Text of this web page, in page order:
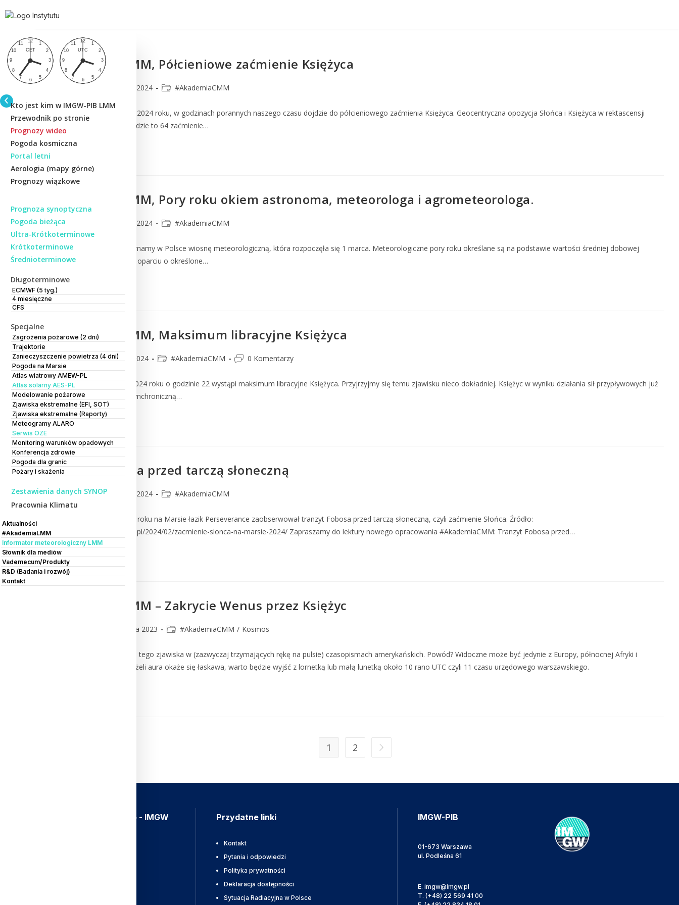
Kto jest kim w IMGW-PIB LMM
Przewodnik po stronie
Prognozy wideo
Pogoda kosmiczna
Portal letni
Aerologia (mapy górne)
Prognozy wiązkowe
Prognoza synoptyczna
Pogoda bieżąca
Ultra-Krótkoterminowe
Krótkoterminowe
Średnioterminowe
Długoterminowe
ECMWF (5 tyg.)
4 miesięczne
CFS
Specjalne
Zagrożenia pożarowe (2 dni)
Trajektorie
Zanieczyszczenie powietrza (4 dni)
Pogoda na Marsie
Atlas wiatrowy AMEW-PL
Atlas solarny AES-PL
Modelowanie pożarowe
Zjawiska ekstremalne (EFI, SOT)
Zjawiska ekstremalne (Raporty)
Meteogramy ALARO
Serwis OZE
Monitoring warunków opadowych
Konferencja zdrowie
Pogoda dla granic
Pożary i skażenia
Zestawienia danych SYNOP
Pracownia Klimatu
Aktualności
#AkademiaLMM
Informator meteorologiczny LMM
Słownik dla mediów
Vademecum/Produkty
R&D (Badania i rozwój)
Kontakt
#AkademiaCMM, Półcieniowe zaćmienie Księżyca
22 marca 2024 #AkademiaCMM
W poniedziałek, 25 marca 2024 roku, w godzinach porannych naszego czasu dojdzie do półcieniowego zaćmienia Księżyca. Geocentryczna opozycja Słońca i Księżyca w rektascensji
nastąpi o 8h01m28,5s. Będzie to 64 zaćmienie…
#AkademiaCMM, Pory roku okiem astronoma, meteorologa i agrometeorologa.
CMM 20 marca 2024 #AkademiaCMM
Od prawie trzech tygodni mamy w Polsce wiosnę meteorologiczną, która rozpoczęła się 1 marca. Meteorologiczne pory roku określane są na podstawie wartości średniej dobowej
temperatury powietrza. W oparciu o określone…
#AkademiaCMM, Maksimum libracyjne Księżyca
CMM 4 marca 2024 #AkademiaCMM 0 Komentarzy
W poniedziałek 4 marca 2024 roku o godzinie 22 wystąpi maksimum libracyjne Księżyca. Przyjrzyjmy się temu zjawisku nieco dokładniej. Księżyc w wyniku działania sił przypływowych już
dawno osiągnął rotację synchroniczną…
Czytaj Dalej
Tranzyt Fobosa przed tarczą słoneczną
CMM 19 lutego 2024 #AkademiaCMM
W czwartek 8 lutego 2024 roku na Marsie łazik Perseverance zaobserwował tranzyt Fobosa przed tarczą słoneczną, czyli zaćmienie Słońca. Źródło:
https://www.pulskosmosu.pl/2024/02/zacmienie-slonca-na-marsie-2024/ Zapraszamy do lektury nowego opracowania #AkademiaCMM: Tranzyt Fobosa przed…
Czytaj Dalej
#AkademiaCMM – Zakrycie Wenus przez Księżyc
8 listopada 2023 #AkademiaCMM / Kosmos
Próżno szukać zapowiedzi tego zjawiska w (zazwyczaj trzymających rękę na pulsie) czasopismach amerykańskich. Powód? Widoczne może być jedynie z Europy, północnej Afryki i
zachodniej części Rosji. Jeżeli aura okaże się łaskawa, warto będzie wyjść z lornetką lub małą lunetką około 10 rano UTC czyli 11 czasu urzędowego warszawskiego.
1 2
Aplikacja Meteo - IMGW Przydatne linki
Kontakt
Pytania i odpowiedzi
Polityka prywatności
Deklaracja dostępności
Sytuacja Radiacyjna w Polsce
IMGW-PIB
01-673 Warszawa
ul. Podleśna 61
E. imgw@imgw.pl
T. (+48) 22 569 41 00